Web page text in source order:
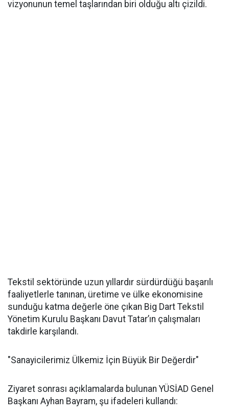
vizyonunun temel taşlarından biri olduğu altı çizildi.
Tekstil sektöründe uzun yıllardır sürdürdüğü başarılı
faaliyetlerle tanınan, üretime ve ülke ekonomisine
sunduğu katma değerle öne çıkan Big Dart Tekstil
Yönetim Kurulu Başkanı Davut Tatar’ın çalışmaları
takdirle karşılandı.
"Sanayicilerimiz Ülkemiz İçin Büyük Bir Değerdir"
Ziyaret sonrası açıklamalarda bulunan YÜSİAD Genel
Başkanı Ayhan Bayram, şu ifadeleri kullandı: